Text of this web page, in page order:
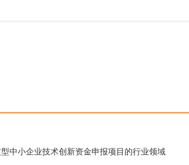
中小企业技术创新资金申报项目的行业领域